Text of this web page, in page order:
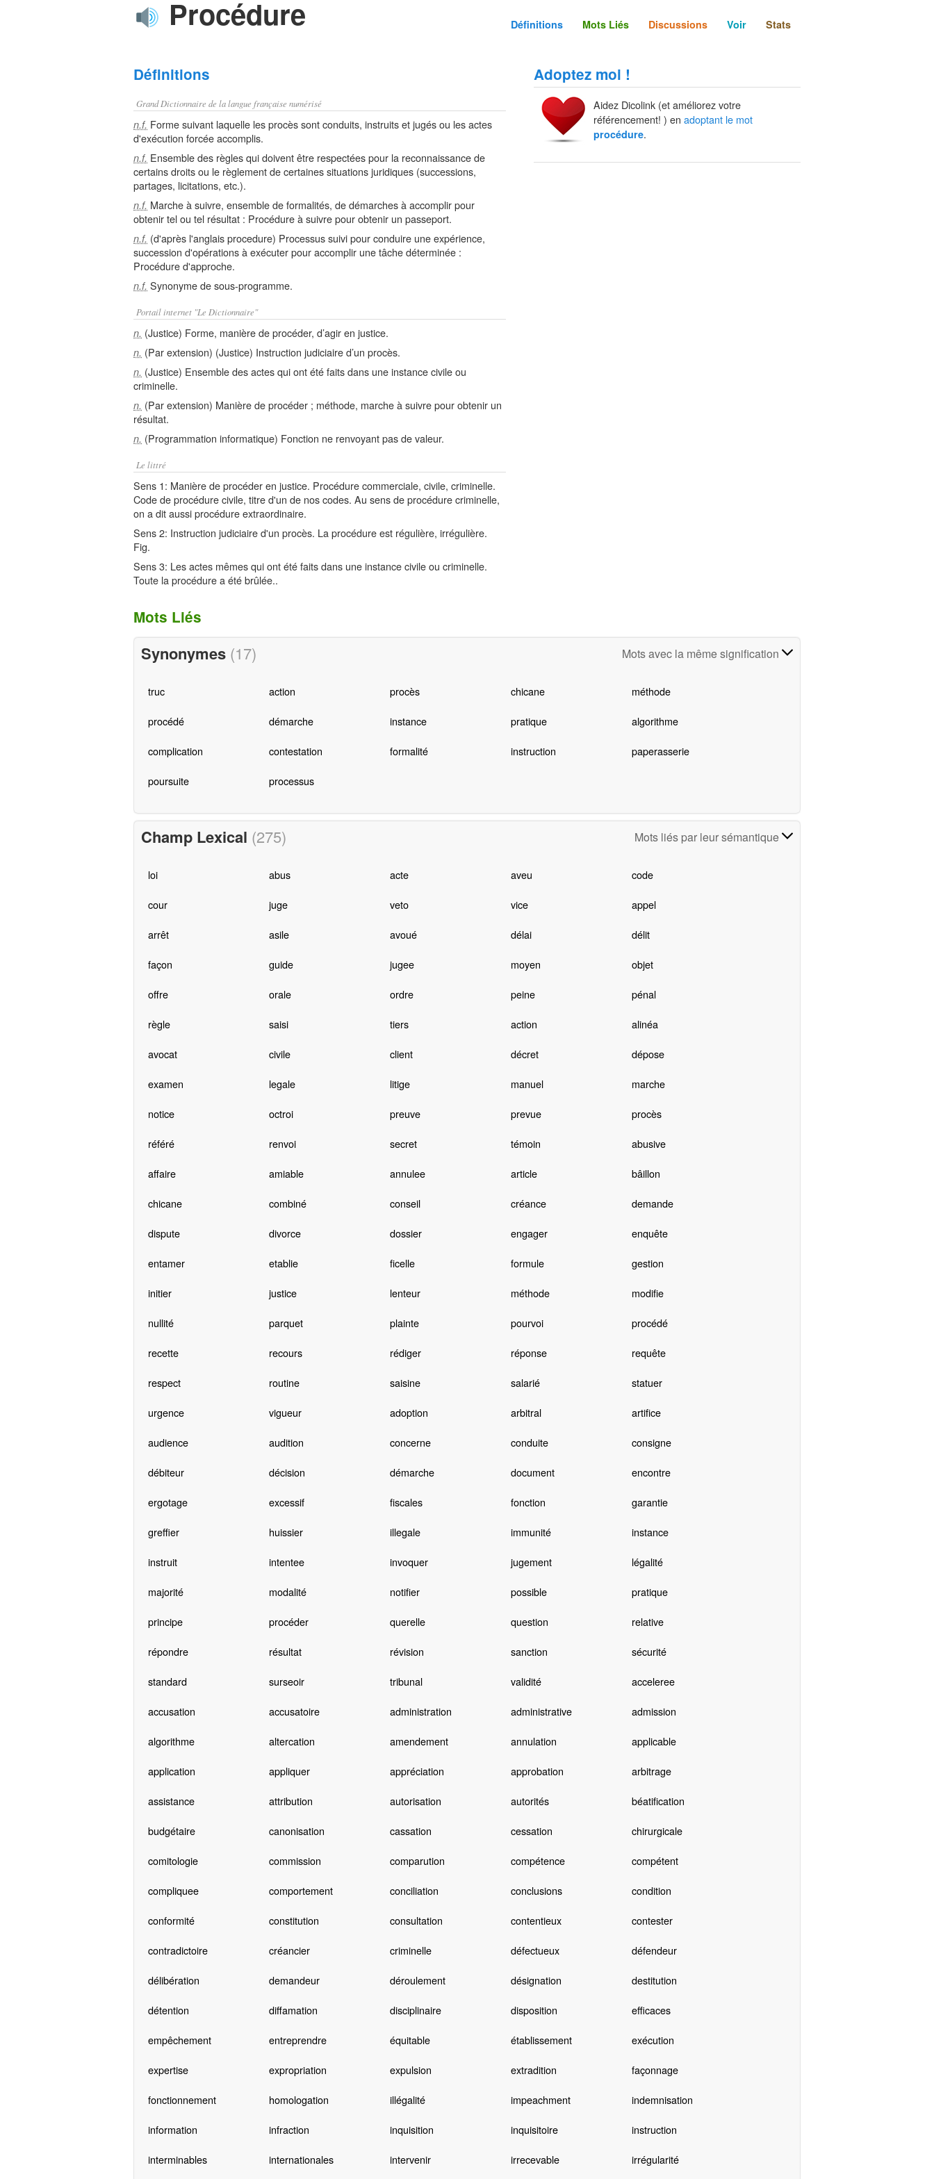
Procédure Définitions Mots Liés Discussions Voir Stats
Définitions
Grand Dictionnaire de la langue française numérisé
n.f. Forme suivant laquelle les procès sont conduits, instruits et jugés ou les actes
d'exécution forcée accomplis.
n.f. Ensemble des règles qui doivent être respectées pour la reconnaissance de
certains droits ou le règlement de certaines situations juridiques (successions,
partages, licitations, etc.).
n.f. Marche à suivre, ensemble de formalités, de démarches à accomplir pour
obtenir tel ou tel résultat : Procédure à suivre pour obtenir un passeport.
n.f. (d'après l'anglais procedure) Processus suivi pour conduire une expérience,
succession d'opérations à exécuter pour accomplir une tâche déterminée :
Procédure d'approche.
n.f. Synonyme de sous-programme.
Portail internet "Le Dictionnaire"
n. (Justice) Forme, manière de procéder, d’agir en justice.
n. (Par extension) (Justice) Instruction judiciaire d’un procès.
n. (Justice) Ensemble des actes qui ont été faits dans une instance civile ou
criminelle.
n. (Par extension) Manière de procéder ; méthode, marche à suivre pour obtenir un
résultat.
n. (Programmation informatique) Fonction ne renvoyant pas de valeur.
Le littré
Sens 1: Manière de procéder en justice. Procédure commerciale, civile, criminelle.
Code de procédure civile, titre d'un de nos codes. Au sens de procédure criminelle,
on a dit aussi procédure extraordinaire.
Sens 2: Instruction judiciaire d'un procès. La procédure est régulière, irrégulière.
Fig.
Sens 3: Les actes mêmes qui ont été faits dans une instance civile ou criminelle.
Toute la procédure a été brûlée..
Adoptez moi !
Aidez Dicolink (et améliorez votre
référencement! ) en adoptant le mot
procédure.
Mots Liés
Synonymes (17) Mots avec la même signification
truc action procès chicane méthode
procédé démarche instance pratique algorithme
complication contestation formalité instruction paperasserie
poursuite processus
Champ Lexical (275) Mots liés par leur sémantique
loi abus acte aveu code
cour juge veto vice appel
arrêt asile avoué délai délit
façon guide jugee moyen objet
offre orale ordre peine pénal
règle saisi tiers action alinéa
avocat civile client décret dépose
examen legale litige manuel marche
notice octroi preuve prevue procès
référé renvoi secret témoin abusive
affaire amiable annulee article bâillon
chicane combiné conseil créance demande
dispute divorce dossier engager enquête
entamer etablie ficelle formule gestion
initier justice lenteur méthode modifie
nullité parquet plainte pourvoi procédé
recette recours rédiger réponse requête
respect routine saisine salarié statuer
urgence vigueur adoption arbitral artifice
audience audition concerne conduite consigne
débiteur décision démarche document encontre
ergotage excessif fiscales fonction garantie
greffier huissier illegale immunité instance
instruit intentee invoquer jugement légalité
majorité modalité notifier possible pratique
principe procéder querelle question relative
répondre résultat révision sanction sécurité
standard surseoir tribunal validité acceleree
accusation accusatoire administration administrative admission
algorithme altercation amendement annulation applicable
application appliquer appréciation approbation arbitrage
assistance attribution autorisation autorités béatification
budgétaire canonisation cassation cessation chirurgicale
comitologie commission comparution compétence compétent
compliquee comportement conciliation conclusions condition
conformité constitution consultation contentieux contester
contradictoire créancier criminelle défectueux défendeur
délibération demandeur déroulement désignation destitution
détention diffamation disciplinaire disposition efficaces
empêchement entreprendre équitable établissement exécution
expertise expropriation expulsion extradition façonnage
fonctionnement homologation illégalité impeachment indemnisation
information infraction inquisition inquisitoire instruction
interminables internationales intervenir irrecevable irrégularité